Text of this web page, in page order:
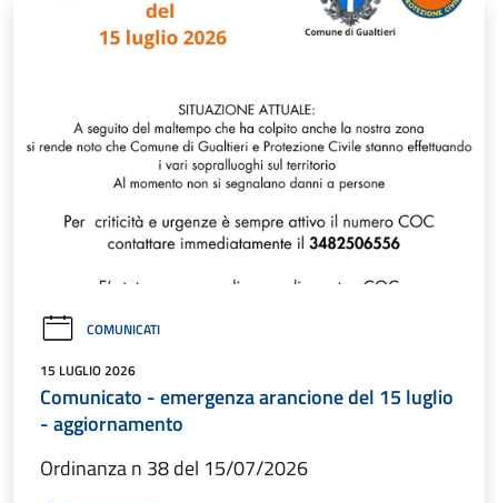
COMUNICATI
15 LUGLIO 2026
Comunicato - emergenza arancione del 15 luglio
- aggiornamento
Ordinanza n 38 del 15/07/2026